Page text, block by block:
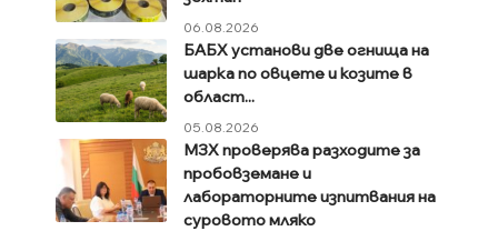
06.08.2026
БАБХ установи две огнища на
шарка по овцете и козите в
област...
05.08.2026
МЗХ проверява разходите за
пробовземане и
лабораторните изпитвания на
суровото мляко